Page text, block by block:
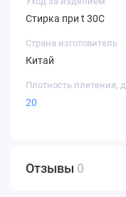
Стирка при t 30С
Страна изготовитель
Китай
Плотность плетения,
20
Отзывы 0